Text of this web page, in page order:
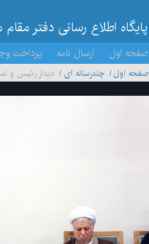
پایگاه اطلاع رسانی دفتر
صفحه اول ارسال نامه پرداخت
صفحه اول چندرسانه ای دیدار رئیس و